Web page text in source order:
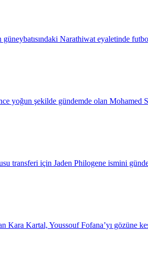
güneybatısındaki Narathiwat eyaletinde
yoğun şekilde gündemde olan Mohamed
transferi için Jaden Philogene ismini
Kara Kartal, Youssouf Fofana’yı gözüne